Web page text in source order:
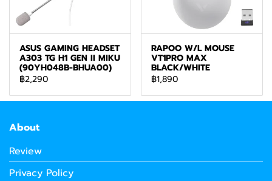
ASUS GAMING HEADSET
A303 TG H1 GEN II MIKU
(90YH048B-BHUA00)
฿2,290
RAPOO W/L MOUSE
VT1PRO MAX
BLACK/WHITE
฿1,890
About
Review
Privacy Policy